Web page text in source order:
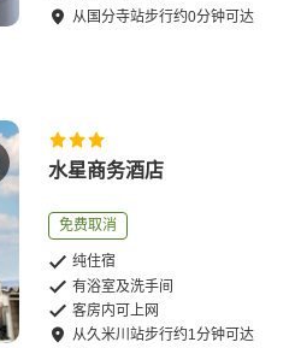
从国分寺站步行约0分钟可达
水星商务酒店
免费取消
纯住宿
有浴室及洗手间
客房内可上网
从久米川站步行约1分钟可达